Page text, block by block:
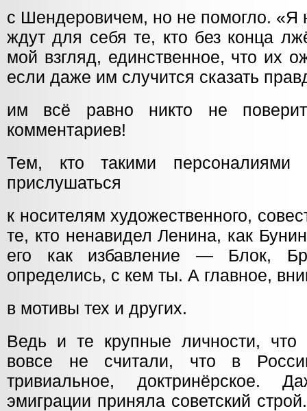
с Шендеровичем, но не помогло. «Я
ждут для себя те, кто без конца
мой взгляд, единственное, что их
если даже им случится сказать
им всё равно никто не
комментариев!
Тем, кто такими персоналиями
прислушаться
к носителям художественного,
те, кто ненавидел Ленина, как
его как избавление — Блок,
определись, с кем ты. А главное,
в мотивы тех и других.
Ведь и те крупные личности, что
вовсе не считали, что в
тривиальное, доктринёрское.
эмиграции приняла советский